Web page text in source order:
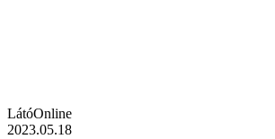
LátóOnline
2023.05.18